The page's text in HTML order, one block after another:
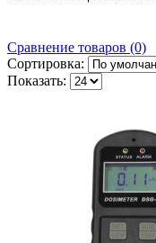
Сравнение товаров (0)
Сортировка:
Показать: